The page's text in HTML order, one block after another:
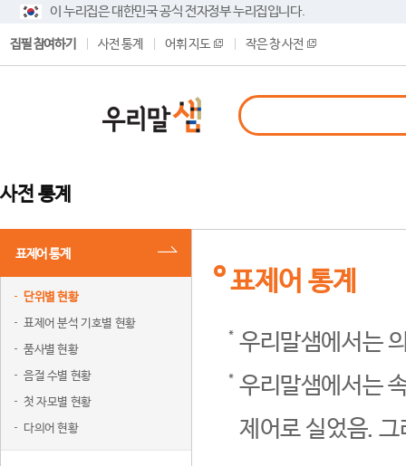
이 누리집은 대한민국 공식 전자정부 누리집입니다.
집필 참여하기 사전 통계 어휘 지도 작은 창 사전
사전 통계
표제어 통계
단위별 현황
표제어 분석 기호별 현황
품사별 현황
음절 수별 현황
첫 자모별 현황
다의어 현황
표제어 통계
우리말샘에서는
우리말샘에서는
제어로 실었음.